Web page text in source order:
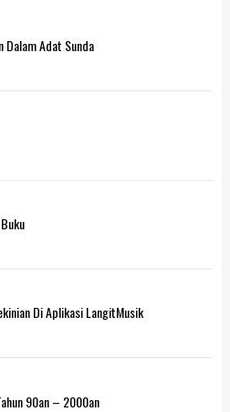
Dalam Adat Sunda
Di Aplikasi LangitMusik
90an – 2000an